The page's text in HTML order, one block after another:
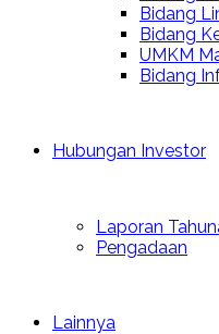
Bidang
Bidang
UMKM
Bidang
Hubungan Investor
Laporan
Pengadaan
Lainnya